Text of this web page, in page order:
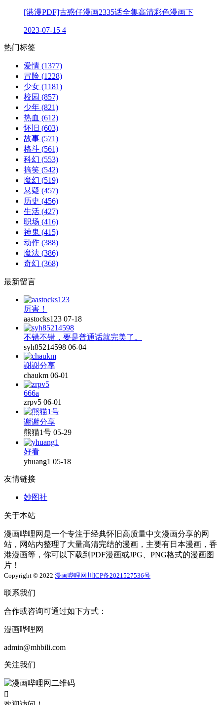
[港漫PDF]古惑仔漫画2335话全集高清彩色漫画下
2023-07-15 4
热门标签
爱情 (1377)
冒险 (1228)
少女 (1181)
校园 (857)
少年 (821)
热血 (612)
怀旧 (603)
故事 (571)
格斗 (561)
科幻 (553)
搞笑 (542)
魔幻 (519)
悬疑 (457)
历史 (456)
生活 (427)
职场 (416)
神鬼 (415)
动作 (388)
魔法 (386)
奇幻 (368)
最新留言
厉害！
aastocks123 07-18
不错不错，要是普通话就完美了。
syh85214598 06-04
謝謝分享
chaukm 06-01
666a
zrpv5 06-01
谢谢分享
熊猫1号 05-29
好看
yhuang1 05-18
友情链接
妙图社
关于本站
漫画哔哩网是一个专注于经典怀旧高质量中文漫画分享的网
站，网站内整理了大量高清完结的漫画，主要有日本漫画，香
港漫画等，你可以下载到PDF漫画或JPG、PNG格式的漫画图
片！
Copyright © 2022 漫画哔哩网 川ICP备2021527536号
联系我们
合作或咨询可通过如下方式：
漫画哔哩网
admin@mhbili.com
关注我们
